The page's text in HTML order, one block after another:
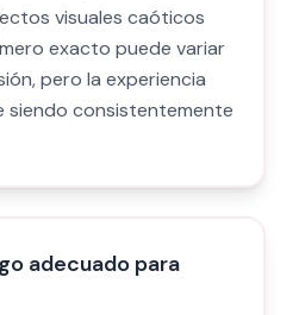
visuales caóticos
exacto puede variar
pero la experiencia
siendo consistentemente
adecuado para